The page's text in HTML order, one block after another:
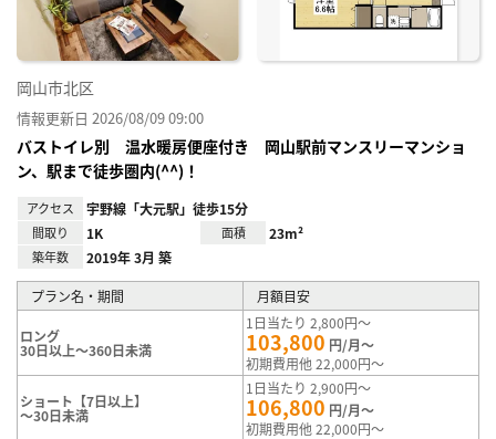
岡山市北区
情報更新日 2026/08/09 09:00
バストイレ別 温水暖房便座付き 岡山駅前マンスリーマンショ
ン、駅まで徒歩圏内(^^)！
アクセス 宇野線「大元駅」徒歩15分
間取り 1K 面積 23m²
築年数 2019年 3月 築
プラン名・期間 月額目安
ロング
30日以上～360日未満
1日当たり 2,800円～
103,800 円/月～
初期費用他 22,000円～
ショート【7日以上】
～30日未満
1日当たり 2,900円～
106,800 円/月～
初期費用他 22,000円～